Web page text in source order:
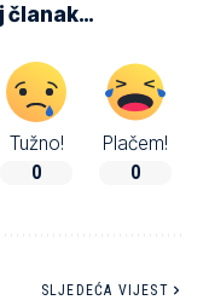
članak…
Tužno!
0
Plačem!
0
SLJEDEĆA VIJEST